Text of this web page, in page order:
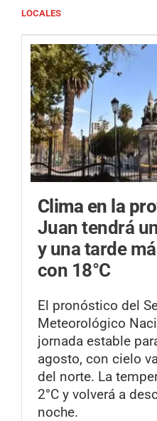
LOCALES
Clima en la
Juan tendrá
y una tarde
con 18°C
El pronóstico del
Meteorológico
jornada estable
agosto, con cielo
del norte. La
2°C y volverá a
noche.